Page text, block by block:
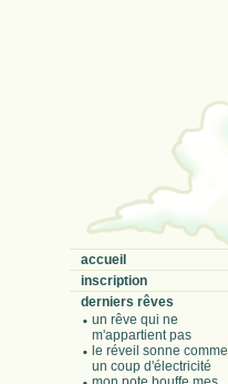
accueil
inscription
derniers rêves
un rêve qui ne
m'appartient pas
le réveil sonne comme
un coup d'électricité